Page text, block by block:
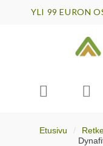
YLI 99 EURON
Etusivu